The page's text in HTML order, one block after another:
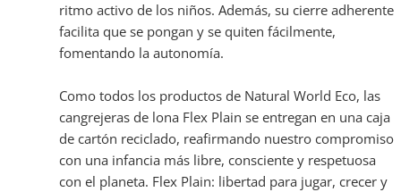
ritmo activo de los niños. Además, su cierre adherente
facilita que se pongan y se quiten fácilmente,
fomentando la autonomía.
Como todos los productos de Natural World Eco, las
cangrejeras de lona Flex Plain se entregan en una caja
de cartón reciclado, reafirmando nuestro compromiso
con una infancia más libre, consciente y respetuosa
con el planeta. Flex Plain: libertad para jugar, crecer y